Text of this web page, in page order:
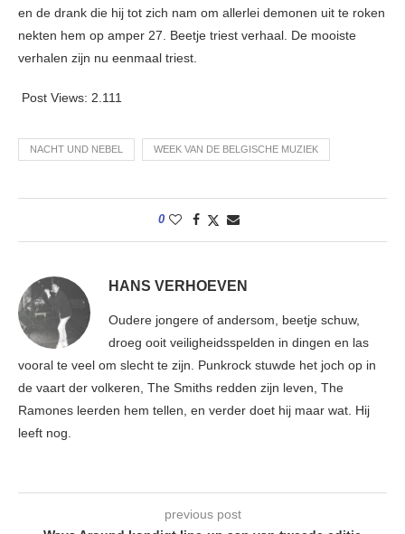
en de drank die hij tot zich nam om allerlei demonen uit te roken
nekten hem op amper 27. Beetje triest verhaal. De mooiste
verhalen zijn nu eenmaal triest.
Post Views: 2.111
NACHT UND NEBEL WEEK VAN DE BELGISCHE MUZIEK
0
HANS VERHOEVEN
Oudere jongere of andersom, beetje schuw,
droeg ooit veiligheidsspelden in dingen en las
vooral te veel om slecht te zijn. Punkrock stuwde het joch op in
de vaart der volkeren, The Smiths redden zijn leven, The
Ramones leerden hem tellen, en verder doet hij maar wat. Hij
leeft nog.
previous post